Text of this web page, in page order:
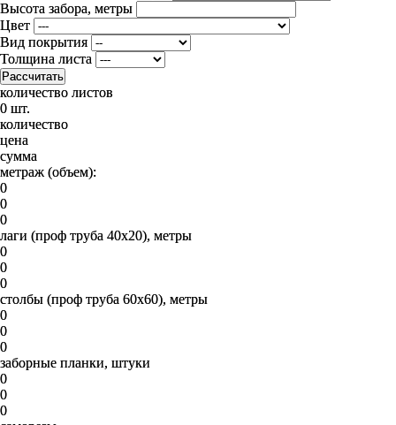
Высота забора, метры
Цвет
Вид покрытия
Толщина листа
Рассчитать
количество листов
0 шт.
количество
цена
сумма
метраж (объем):
0
0
0
лаги (проф труба 40х20), метры
0
0
0
столбы (проф труба 60х60), метры
0
0
0
заборные планки, штуки
0
0
0